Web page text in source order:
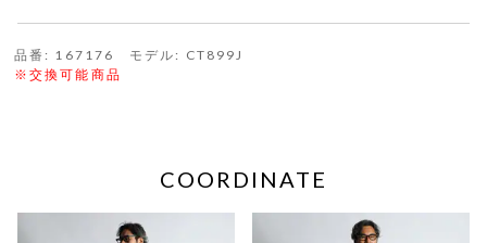
品番: 167176 モデル: CT899J
※交換可能商品
COORDINATE